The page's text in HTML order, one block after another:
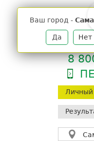
Личный
Ваш город -
Да Нет
телефон
8